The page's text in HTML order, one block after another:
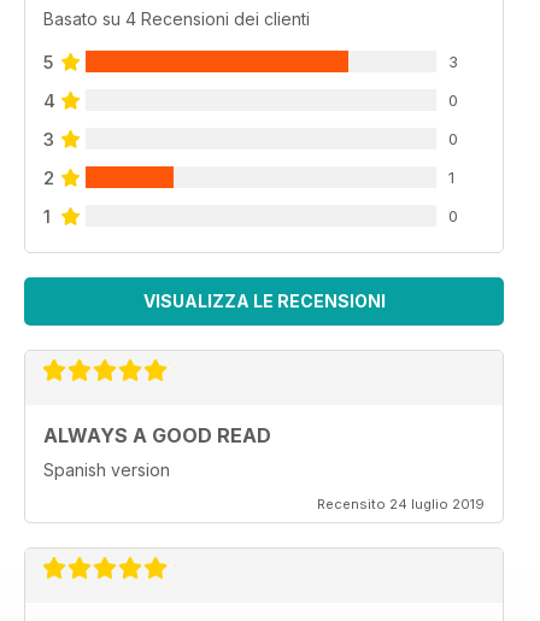
Basato su 4 Recensioni dei clienti
5 3
4 0
3 0
2 1
1 0
VISUALIZZA LE RECENSIONI
ALWAYS A GOOD READ
Spanish version
Recensito 24 luglio 2019